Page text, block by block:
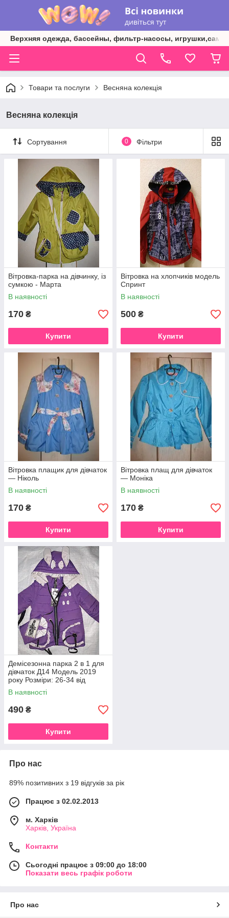
Верхняя одежда, бассейны, фильтр-насосы,
Товари та послуги Весняна колекція
Весняна колекція
Сортування 0 Фільтри
Вітровка-парка на дівчинку, із
сумкою - Марта
В наявності
170 ₴
Купити
Вітровка на хлопчиків модель
Спринт
В наявності
500 ₴
Купити
Вітровка плащик для дівчаток
— Ніколь
В наявності
170 ₴
Купити
Вітровка плащ для дівчаток
— Моніка
В наявності
170 ₴
Купити
Демісезонна парка 2 в 1 для
дівчаток Д14 Модель 2019
року Розміри: 26-34 від
Виробника
В наявності
490 ₴
Купити
Про нас
89% позитивних з 19 відгуків за рік
Працює з 02.02.2013
м. Харків
Харків, Україна
Контакти
Сьогодні працює з 09:00 до 18:00
Показати весь графік роботи
Про нас